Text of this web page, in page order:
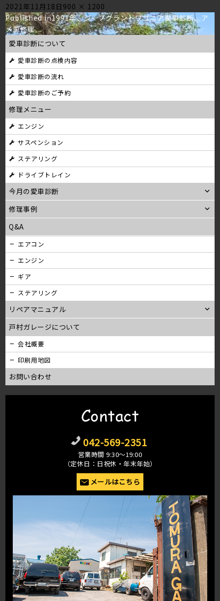
Posted
on
2021年11月18日 Full
size
900 × 1200
投
稿
ナ
ビ
ゲ
ー
シ
ョ
ン
Published in1991年、ジープグランドワゴニア愛車診断、ア
メ車修理
愛車診断について
愛車診断の点検内容
愛車診断の流れ
愛車診断のご予約
修理メニュー
エンジン
サスペンション
ステアリング
ドライブトレイン
今月の愛車診断
修理事例
Q&A
エアコン
エンジン
ギア
ステアリング
リペアマニュアル
戸村ガレージについて
会社概要
印刷用地図
お問い合わせ
Contact
042-569-2351
営業時間 9:30〜19:00
（定休日：日祝休・年末年始）
メールはこちら